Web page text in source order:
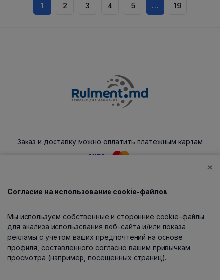
1 2 3 4 5 … 19
Заказ и доставку можно оплатить платежным картам
Каталог
О компании
Информация
×
Согласие на использование cookie-файлов
Мы используем собственные и сторонние cookie-файлы
для анализа использования веб-сайта и/или показа
рекламы с учетом ваших предпочтений на основе
профиля, составленного согласно вашим привычкам
просмотра (например, посещенных страниц).